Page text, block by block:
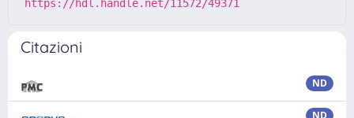
https://hdl.handle.net/11572/49371
Citazioni
ND